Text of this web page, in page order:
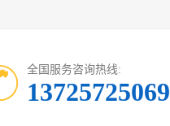
全国服务咨询热线:
13725725069